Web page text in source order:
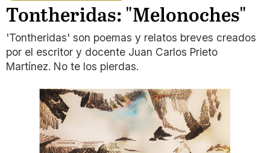
Tontheridas: "Melonoches"
'Tontheridas' son poemas y relatos breves creados
por el escritor y docente Juan Carlos Prieto
Martínez. No te los pierdas.